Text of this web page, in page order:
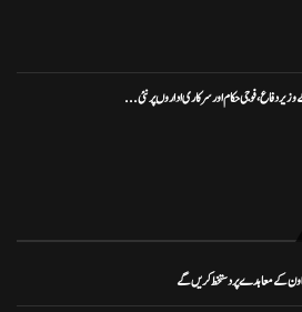
وزیر دفاع، فوجی حکام اور سرکاری اداروں پر نئی...
کے معاہدے پر دستخط کریں گے